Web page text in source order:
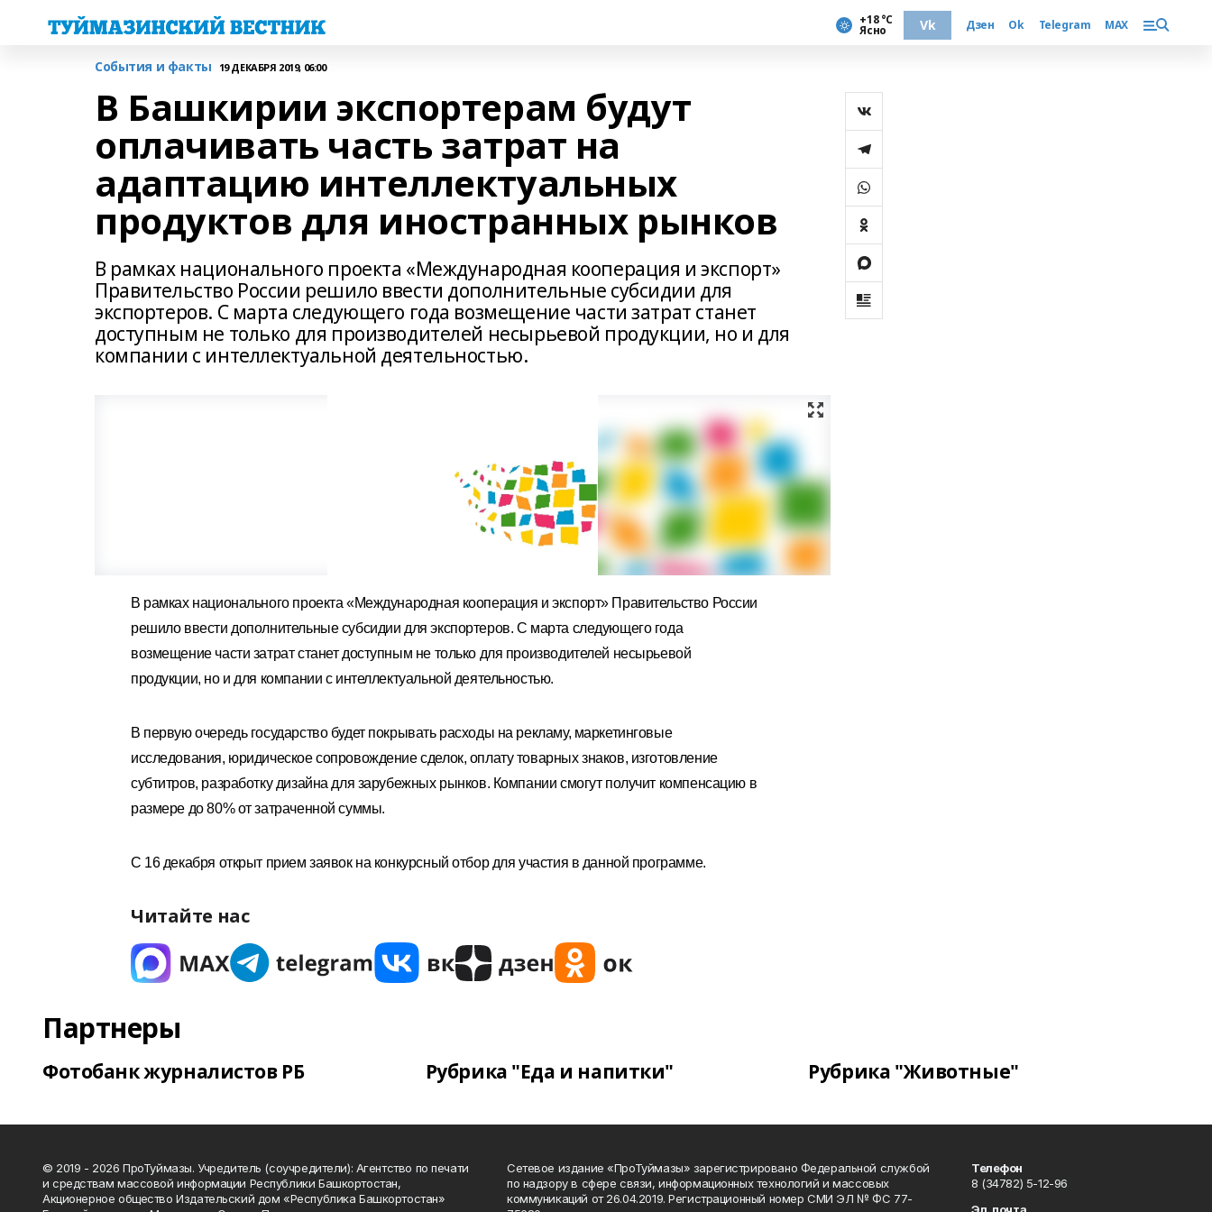
+18 °С
Ясно Vk Дзен Ok Telegram MAX
События и факты 19 ДЕКАБРЯ 2019, 06:00
В Башкирии экспортерам будут
оплачивать часть затрат на
адаптацию интеллектуальных
продуктов для иностранных рынков
В рамках национального проекта «Международная кооперация и экспорт»
Правительство России решило ввести дополнительные субсидии для
экспортеров. С марта следующего года возмещение части затрат станет
доступным не только для производителей несырьевой продукции, но и для
компании с интеллектуальной деятельностью.
В рамках национального проекта «Международная кооперация и экспорт» Правительство России
решило ввести дополнительные субсидии для экспортеров. С марта следующего года
возмещение части затрат станет доступным не только для производителей несырьевой
продукции, но и для компании с интеллектуальной деятельностью.
В первую очередь государство будет покрывать расходы на рекламу, маркетинговые
исследования, юридическое сопровождение сделок, оплату товарных знаков, изготовление
субтитров, разработку дизайна для зарубежных рынков. Компании смогут получит компенсацию в
размере до 80% от затраченной суммы.
С 16 декабря открыт прием заявок на конкурсный отбор для участия в данной программе.
Читайте нас
Партнеры
Фотобанк журналистов РБ Рубрика "Еда и напитки" Рубрика "Животные"
© 2019 - 2026 ПроТуймазы. Учредитель (соучредители): Агентство по печати
и средствам массовой информации Республики Башкортостан,
Акционерное общество Издательский дом «Республика Башкортостан»
Сетевое издание «ПроТуймазы» зарегистрировано Федеральной службой
по надзору в сфере связи, информационных технологий и массовых
коммуникаций от 26.04.2019. Регистрационный номер СМИ ЭЛ № ФС 77-
Телефон
8 (34782) 5-12-96